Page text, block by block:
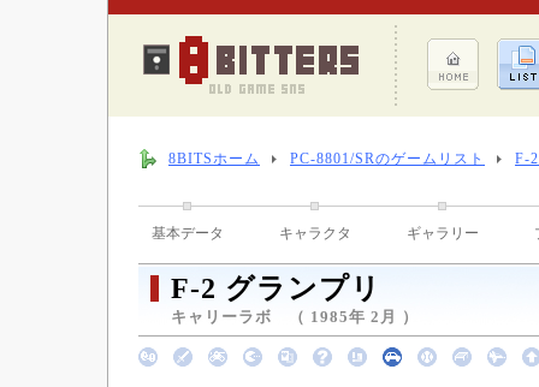
8BITSホーム PC-8801/SRのゲームリスト F-
基本データ キャラクタ ギャラリー
F-2 グランプリ
キャリーラボ （ 1985年 2月 ）